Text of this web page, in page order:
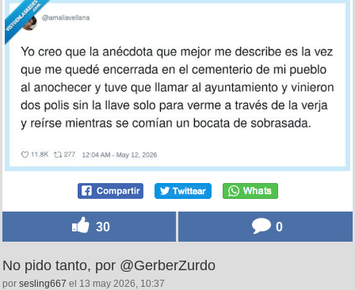
30 0
No pido tanto, por @GerberZurdo
por sesling667 el 13 may 2026, 10:37